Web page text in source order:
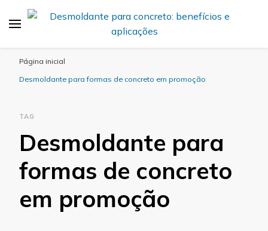
Página inicial
Desmoldante para formas de concreto em promoção
TAG
Desmoldante para
formas de concreto
em promoção